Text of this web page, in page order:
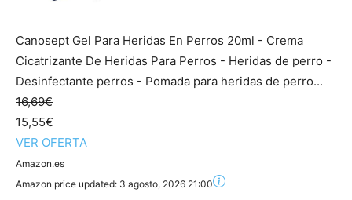
Canosept Gel Para Heridas En Perros 20ml - Crema
Cicatrizante De Heridas Para Perros - Heridas de perro -
Desinfectante perros - Pomada para heridas de perro...
16,69€
15,55€
VER OFERTA
Amazon.es
Amazon price updated: 3 agosto, 2026 21:00